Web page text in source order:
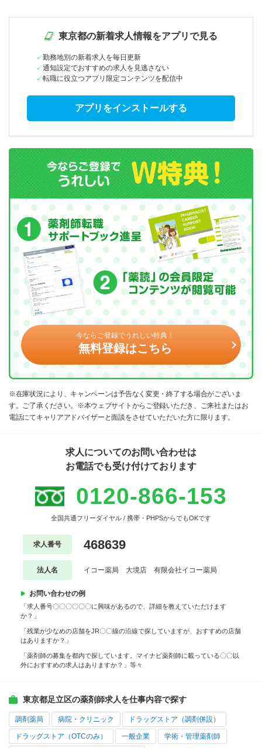
東京都の新着求人情報をアプリで見る
勤務地別の新着求人を毎日更新
通知設定でおすすめの求人を見逃さない
転職に役立つアプリ限定コンテンツを配信中
アプリをインストールする
今ならご登録でうれしい特典！
無料登録はこちら
※在庫状況により、キャンペーンは予告なく変更・終了する場合がございま
す。ご了承ください。※本ウェブサイトからご登録いただき、ご来社またはお
電話にてキャリアアドバイザーと面談をさせていただいた方に限ります。
求人についてのお問い合わせは
お電話でも受け付けております
0120-866-153
全国共通フリーダイヤル / 携帯・PHPSからでもOKです
求人番号 468639
法人名 イコー薬局 大境店 有限会社イコー薬局
お問い合わせの例
「求人番号〇〇〇〇〇〇に興味があるので、詳細を教えていただけます
か？」
「残業が少なめの店舗をJR〇〇線の沿線で探していますが、おすすめの店舗
はありますか？」
「薬剤師の募集を都内で探しています。マイナビ薬剤師に載っている〇〇以
外におすすめの求人はありますか？」等々
東京都足立区の薬剤師求人を仕事内容で探す
調剤薬局 病院・クリニック ドラッグストア（調剤併設）
ドラッグストア（OTCのみ） 一般企業 学術・管理薬剤師